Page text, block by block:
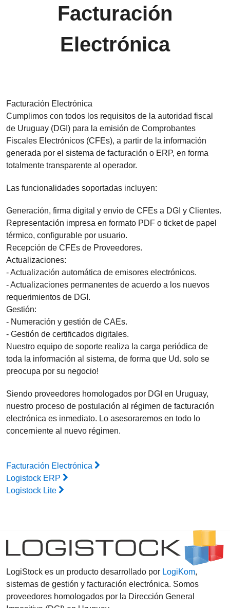
Facturación
Electrónica
Facturación Electrónica
Logistock ERP
Logistock Lite
Facturación Electrónica
Cumplimos con todos los requisitos de la autoridad fiscal
de Uruguay (DGI) para la emisión de Comprobantes
Fiscales Electrónicos (CFEs), a partir de la información
generada por el sistema de facturación o ERP, en forma
totalmente transparente al operador.
Las funcionalidades soportadas incluyen:
Generación, firma digital y envio de CFEs a DGI y Clientes.
Representación impresa en formato PDF o ticket de papel
térmico, configurable por usuario.
Recepción de CFEs de Proveedores.
Actualizaciones:
- Actualización automática de emisores electrónicos.
- Actualizaciones permanentes de acuerdo a los nuevos
requerimientos de DGI.
Gestión:
- Numeración y gestión de CAEs.
- Gestión de certificados digitales.
Nuestro equipo de soporte realiza la carga periódica de
toda la información al sistema, de forma que Ud. solo se
preocupa por su negocio!
Siendo proveedores homologados por DGI en Uruguay,
nuestro proceso de postulación al régimen de facturación
electrónica es inmediato. Lo asesoraremos en todo lo
concerniente al nuevo régimen.
LogiStock es un producto desarrollado por LogiKom,
sistemas de gestión y facturación electrónica. Somos
proveedores homologados por la Dirección General